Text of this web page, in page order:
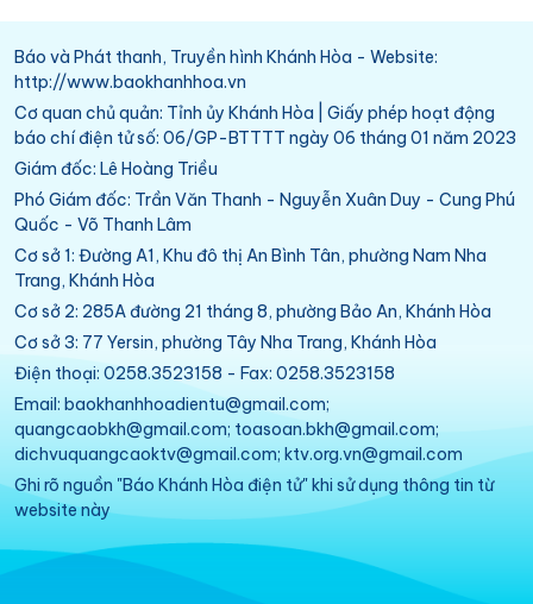
Báo và Phát thanh, Truyền hình Khánh Hòa - Website:
http://www.baokhanhhoa.vn
Cơ quan chủ quản: Tỉnh ủy Khánh Hòa | Giấy phép hoạt động
báo chí điện tử số: 06/GP-BTTTT ngày 06 tháng 01 năm 2023
Giám đốc: Lê Hoàng Triều
Phó Giám đốc: Trần Văn Thanh - Nguyễn Xuân Duy - Cung Phú
Quốc - Võ Thanh Lâm
Cơ sở 1: Đường A1, Khu đô thị An Bình Tân, phường Nam Nha
Trang, Khánh Hòa
Cơ sở 2: 285A đường 21 tháng 8, phường Bảo An, Khánh Hòa
Cơ sở 3: 77 Yersin, phường Tây Nha Trang, Khánh Hòa
Điện thoại: 0258.3523158 - Fax: 0258.3523158
Email: baokhanhhoadientu@gmail.com;
quangcaobkh@gmail.com; toasoan.bkh@gmail.com;
dichvuquangcaoktv@gmail.com; ktv.org.vn@gmail.com
Ghi rõ nguồn "Báo Khánh Hòa điện tử" khi sử dụng thông tin từ
website này